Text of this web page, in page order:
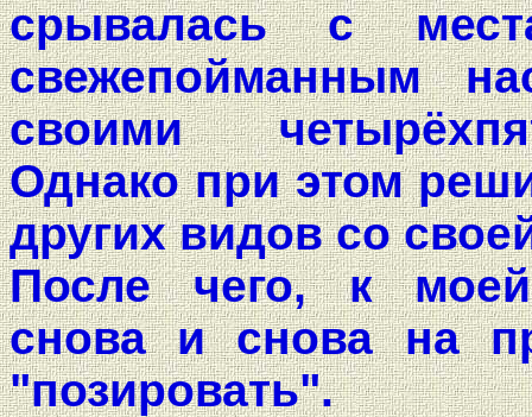
срывалась с
свежепойманным
своими
Однако при этом
других видов со
После чего, к
снова и снова на
"позировать".